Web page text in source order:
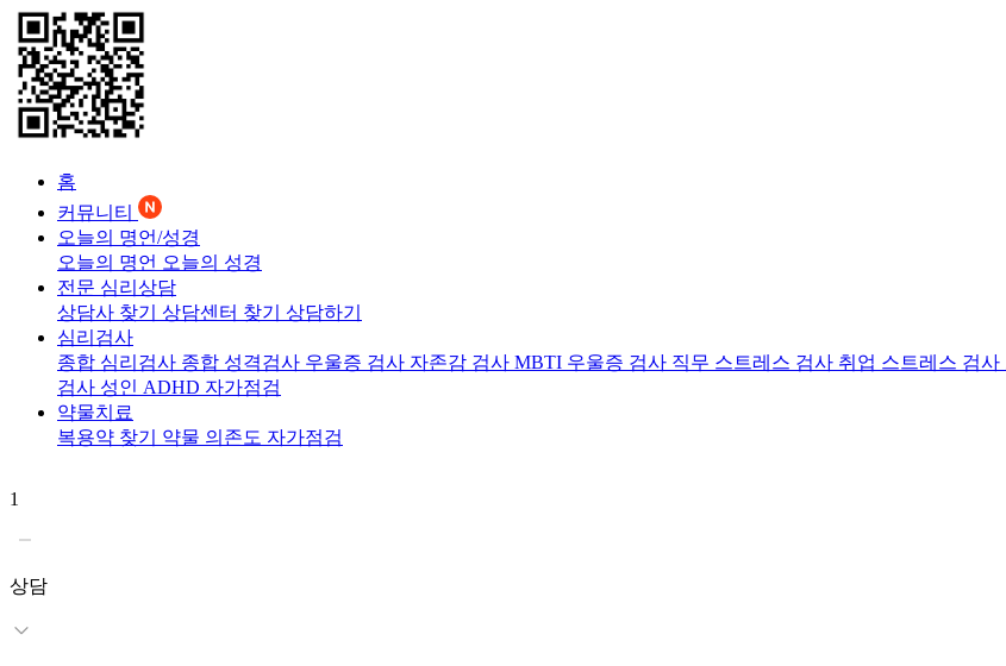
홈
커뮤니티
오늘의 명언/성경
오늘의 명언 오늘의 성경
전문 심리상담
상담사 찾기 상담센터 찾기 상담하기
심리검사
종합 심리검사 종합 성격검사 우울증 검사 자존감 검사 MBTI 우울증 검사 직무 스트레스 검사 취업 스트레스 검사
검사 성인 ADHD 자가점검
약물치료
복용약 찾기 약물 의존도 자가점검
1
상담